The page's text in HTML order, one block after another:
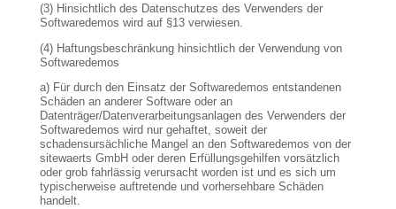
(3) Hinsichtlich des Datenschutzes des Verwenders der
Softwaredemos wird auf §13 verwiesen.
(4) Haftungsbeschränkung hinsichtlich der Verwendung von
Softwaredemos
a) Für durch den Einsatz der Softwaredemos entstandenen
Schäden an anderer Software oder an
Datenträger/Datenverarbeitungsanlagen des Verwenders der
Softwaredemos wird nur gehaftet, soweit der
schadensursächliche Mangel an den Softwaredemos von der
sitewaerts GmbH oder deren Erfüllungsgehilfen vorsätzlich
oder grob fahrlässig verursacht worden ist und es sich um
typischerweise auftretende und vorhersehbare Schäden
handelt.